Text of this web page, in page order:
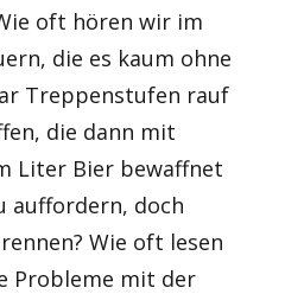
oft hören wir im
die es kaum ohne
Treppenstufen rauf
die dann mit
Liter Bier bewaffnet
auffordern, doch
Wie oft lesen
Probleme mit der